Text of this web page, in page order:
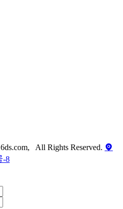
All Rights Reserved.
-8